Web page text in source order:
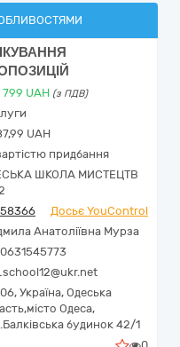
UAH (з ПДВ)
UAH
придбання
ШКОЛА МИСТЕЦТВ
Досьє YouControl
Анатоліївна Мурза
Україна, Одеська
місто Одеса,
будинок 42/1